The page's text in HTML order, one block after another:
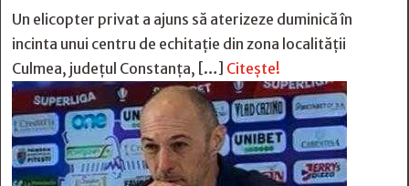
Un elicopter privat a ajuns să aterizeze duminică în
incinta unui centru de echitație din zona localității
Culmea, județul Constanța, […] Citește!